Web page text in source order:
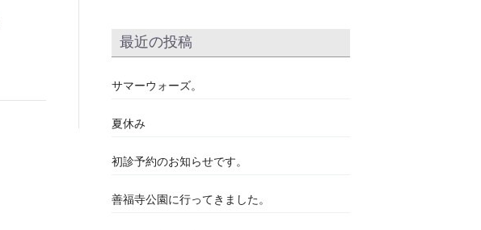
最近の投稿
サマーウォーズ。
夏休み
初診予約のお知らせです。
善福寺公園に行ってきました。